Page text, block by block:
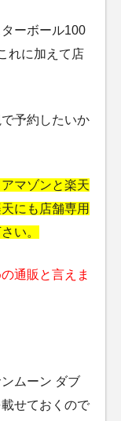
ーボール100
れに加えて店
予約したいか
マゾンと楽天
にも店舗専用
い。
通販と言えま
ムーン ダブ
せておくので